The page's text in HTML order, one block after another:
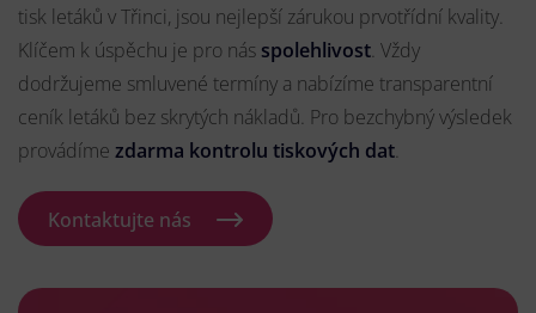
tisk letáků v Třinci, jsou nejlepší zárukou prvotřídní kvality.
Klíčem k úspěchu je pro nás spolehlivost. Vždy
dodržujeme smluvené termíny a nabízíme transparentní
ceník letáků bez skrytých nákladů. Pro bezchybný výsledek
provádíme zdarma kontrolu tiskových dat.
Kontaktujte nás